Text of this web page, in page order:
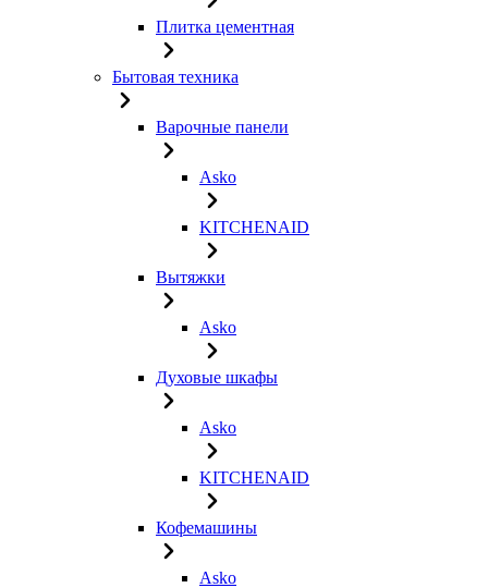
Плитка цементная
Бытовая техника
Варочные панели
Asko
KITCHENAID
Вытяжки
Asko
Духовые шкафы
Asko
KITCHENAID
Кофемашины
Asko